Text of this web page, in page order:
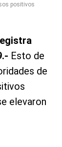
positivos
Esto de
de
elevaron